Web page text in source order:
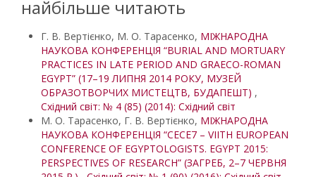
найбільше читають
Г. В. Вертієнко, М. О. Тарасенко, МІЖНАРОДНА
НАУКОВА КОНФЕРЕНЦІЯ “BURIAL AND MORTUARY
PRACTICES IN LATE PERIOD AND GRAECO-ROMAN
EGYPT” (17–19 ЛИПНЯ 2014 РОКУ, МУЗЕЙ
ОБРАЗОТВОРЧИХ МИСТЕЦТВ, БУДАПЕШТ) ,
Східний світ: № 4 (85) (2014): Східний світ
М. О. Тарасенко, Г. В. Вертієнко, МІЖНАРОДНА
НАУКОВА КОНФЕРЕНЦІЯ “CECE7 – VIITH EUROPEAN
CONFERENCE OF EGYPTOLOGISTS. EGYPT 2015:
PERSPECTIVES OF RESEARCH” (ЗАГРЕБ, 2–7 ЧЕРВНЯ